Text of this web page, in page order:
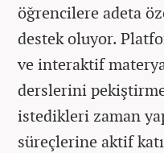
öğrencilere adeta
destek oluyor.
ve interaktif
derslerini
istedikleri zaman
süreçlerine aktif